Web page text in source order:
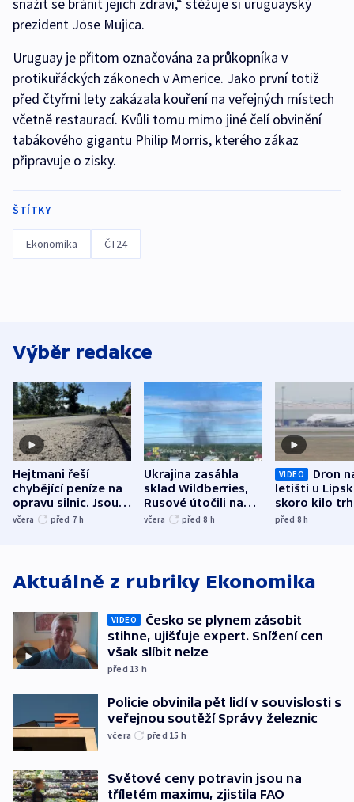
prezident Jose Mujica.
Uruguay je přitom označována za průkopníka v
protikuřáckých zákonech v Americe. Jako první totiž
před čtyřmi lety zakázala kouření na veřejných místech
včetně restaurací. Kvůli tomu mimo jiné čelí obvinění
tabákového gigantu Philip Morris, kterého zákaz
připravuje o zisky.
ŠTÍTKY
Ekonomika ČT24
Výběr redakce
Hejtmani řeší
chybějící peníze na
opravu silnic. Jsou
nenárokové, namítá
včera před 7 h
Ukrajina zasáhla
sklad Wildberries,
Rusové útočili na
trh, hasiče či
včera před 8 h
VIDEO
Dron
letišti u
skoro kilo
indicie
před 8h
Aktuálně z rubriky Ekonomika
VIDEO
Česko se plynem zásobit
stihne, ujišťuje expert. Snížení cen
však slíbit nelze
před 13 h
Policie obvinila pět lidí v souvislosti s
veřejnou soutěží Správy železnic
včera před 15 h
Světové ceny potravin jsou na
tříletém maximu, zjistila FAO